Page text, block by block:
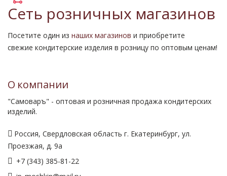
Сеть розничных магазинов
Посетите один из наших магазинов и приобретите
свежие кондитерские изделия в розницу по оптовым ценам!
О компании
"Самоваръ" - оптовая и розничная продажа кондитерских
изделий.
Россия, Свердловская область г. Екатеринбург, ул.
Проезжая, д. 9а
+7 (343) 385-81-22